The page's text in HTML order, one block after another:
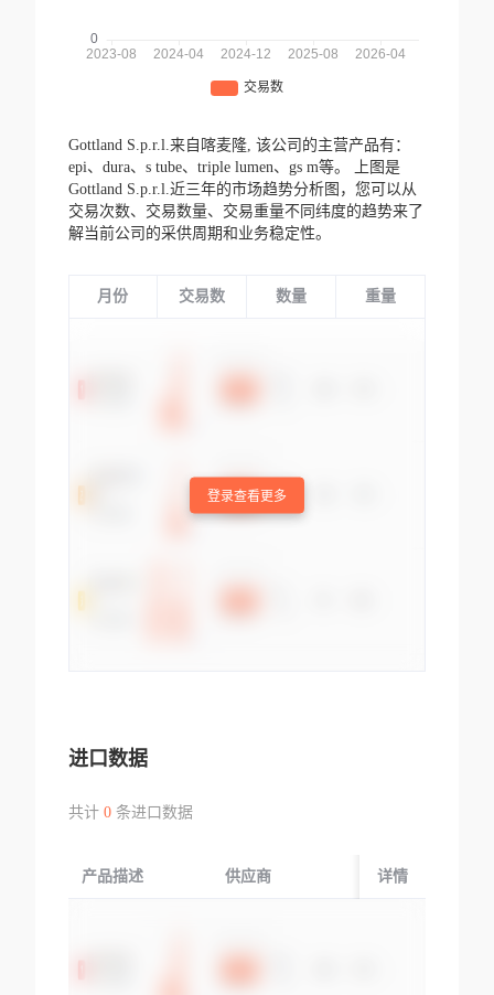
Gottland S.p.r.l.来自喀麦隆, 该公司的主营产品有：
epi、dura、s tube、triple lumen、gs m等。
上图是
Gottland S.p.r.l.近三年的市场趋势分析图，您可以从
交易次数、交易数量、交易重量不同纬度的趋势来了
解当前公司的采供周期和业务稳定性。
月份 交易数 数量 重量
登录查看更多
进口数据
共计 0条进口数据
产品描述 供应商 起运国/地区
详情